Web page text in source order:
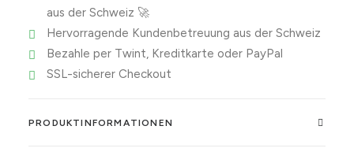
aus der Schweiz 🚀
Hervorragende Kundenbetreuung aus der Schweiz
Bezahle per Twint, Kreditkarte oder PayPal
SSL-sicherer Checkout
PRODUKTINFORMATIONEN